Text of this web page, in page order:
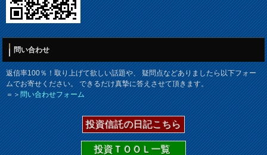
問い合わせ
返信率100％！取り上げて欲しい話題や、 疑問点などありましたら以下フォー
ムでお寄せください。 できるだけ真摯に答えさせて頂きます。
＝＞問い合わせフォーム
投資信託の日記こちら
投資ＴＯＯＬ一覧